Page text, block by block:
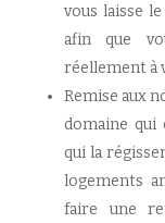
vous laisse
afin que
réellement à
Remise aux
domaine qui
qui la
logements
faire une